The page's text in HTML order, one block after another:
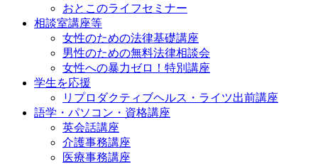
おとこのライフセミナー
相談室講座等
女性のための法律基礎講座
男性のための無料法律相談会
女性への暴力ゼロ！特別講座
学生を応援
リプロダクティブヘルス・ライツ出前講座
語学・パソコン・資格講座
英会話講座
介護事務講座
医療事務講座